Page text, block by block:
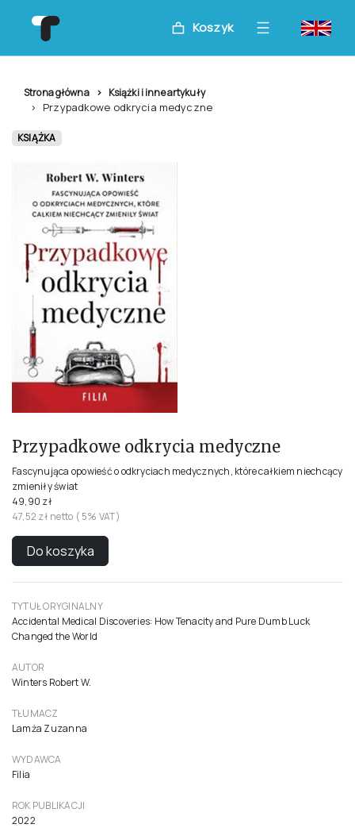
Koszyk
Strona główna Książki i inne artykuły
Przypadkowe odkrycia medyczne
KSIĄŻKA
Przypadkowe odkrycia medyczne
Fascynująca opowieść o odkryciach medycznych, które całkiem niechcący
zmieniły świat
49,90 zł
47,52 zł netto ( 5% VAT)
Do koszyka
TYTUŁ ORYGINALNY
Accidental Medical Discoveries: How Tenacity and Pure Dumb Luck
Changed the World
AUTOR
Winters Robert W.
TŁUMACZ
Lamża Zuzanna
WYDAWCA
Filia
ROK PUBLIKACJI
2022